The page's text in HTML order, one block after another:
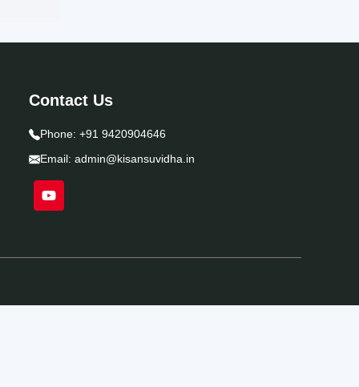
Contact Us
Phone: +91 9420904646
Email: admin@kisansuvidha.in